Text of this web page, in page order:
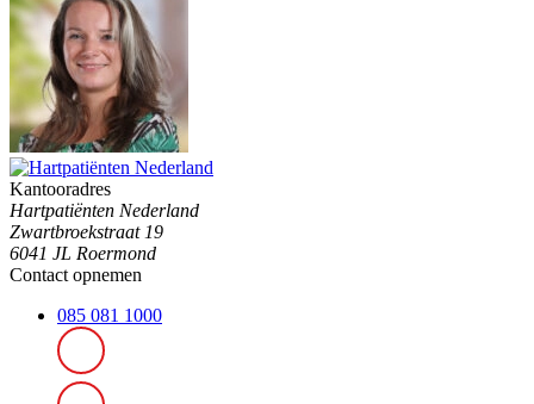
Kantooradres
Hartpatiënten Nederland
Zwartbroekstraat 19
6041 JL Roermond
Contact opnemen
085 081 1000